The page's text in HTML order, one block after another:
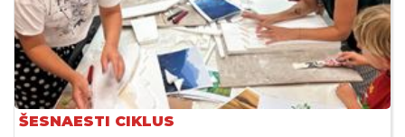
ŠESNAESTI CIKLUS